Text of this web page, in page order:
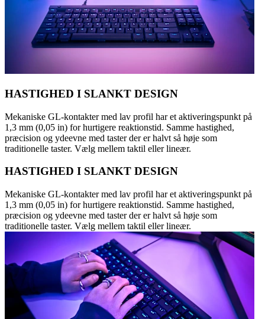
HASTIGHED I SLANKT DESIGN
Mekaniske GL-kontakter med lav profil har et aktiveringspunkt på
1,3 mm (0,05 in) for hurtigere reaktionstid. Samme hastighed,
præcision og ydeevne med taster der er halvt så høje som
traditionelle taster. Vælg mellem taktil eller lineær.
HASTIGHED I SLANKT DESIGN
Mekaniske GL-kontakter med lav profil har et aktiveringspunkt på
1,3 mm (0,05 in) for hurtigere reaktionstid. Samme hastighed,
præcision og ydeevne med taster der er halvt så høje som
traditionelle taster. Vælg mellem taktil eller lineær.